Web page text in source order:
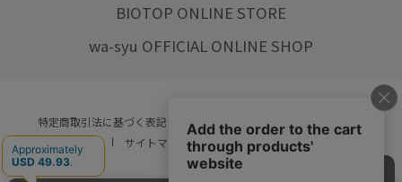
BIOTOP ONLINE STORE
wa-syu OFFICIAL ONLINE SHOP
特定商取引法に基づく表記 プライバシーポリシー
会社概要
ご利用規約
サイトマップ リクルート ご利用ガイド